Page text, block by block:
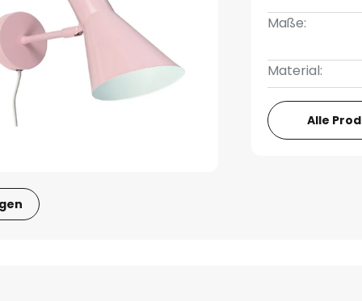
Maße:
Material:
Alle